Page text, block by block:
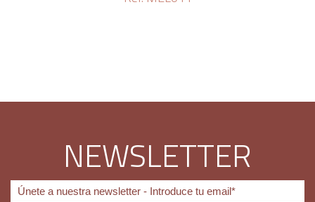
NEWSLETTER